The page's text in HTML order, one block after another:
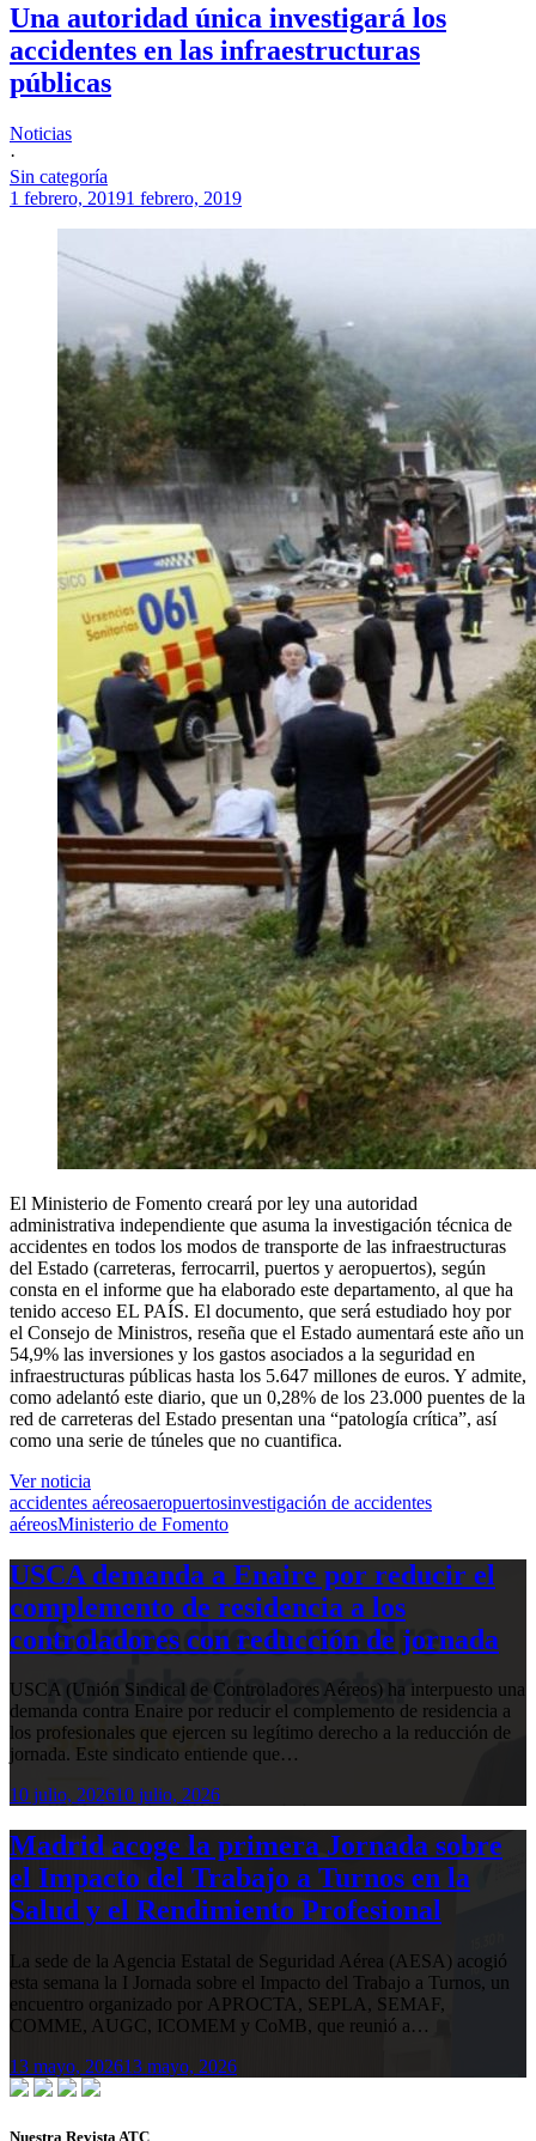
Una autoridad única investigará los
accidentes en las infraestructuras
públicas
Noticias
·
Sin categoría
1 febrero, 20191 febrero, 2019
El Ministerio de Fomento creará por ley una autoridad
administrativa independiente que asuma la investigación técnica de
accidentes en todos los modos de transporte de las infraestructuras
del Estado (carreteras, ferrocarril, puertos y aeropuertos), según
consta en el informe que ha elaborado este departamento, al que ha
tenido acceso EL PAÍS. El documento, que será estudiado hoy por
el Consejo de Ministros, reseña que el Estado aumentará este año un
54,9% las inversiones y los gastos asociados a la seguridad en
infraestructuras públicas hasta los 5.647 millones de euros. Y admite,
como adelantó este diario, que un 0,28% de los 23.000 puentes de la
red de carreteras del Estado presentan una “patología crítica”, así
como una serie de túneles que no cuantifica.
Ver noticia
accidentes aéreosaeropuertosinvestigación de accidentes
aéreosMinisterio de Fomento
USCA demanda a Enaire por reducir el
complemento de residencia a los
controladores con reducción de jornada
USCA (Unión Sindical de Controladores Aéreos) ha interpuesto una
demanda contra Enaire por reducir el complemento de residencia a
los profesionales que ejercen su legítimo derecho a la reducción de
jornada. Este sindicato entiende que…
10 julio, 202610 julio, 2026
Madrid acoge la primera Jornada sobre
el Impacto del Trabajo a Turnos en la
Salud y el Rendimiento Profesional
La sede de la Agencia Estatal de Seguridad Aérea (AESA) acogió
esta semana la I Jornada sobre el Impacto del Trabajo a Turnos, un
encuentro organizado por APROCTA, SEPLA, SEMAF,
COMME, AUGC, ICOMEM y CoMB, que reunió a…
13 mayo, 202613 mayo, 2026
Nuestra Revista ATC